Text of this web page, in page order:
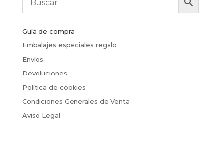
Guía de compra
Embalajes especiales regalo
Envíos
Devoluciones
Política de cookies
Condiciones Generales de Venta
Aviso Legal